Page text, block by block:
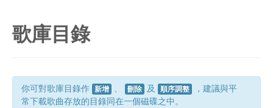
歌庫目錄
你可對歌庫目錄作 新增 、 刪除 及 順序調整
，建議與平
常下載歌曲存放的目錄同在一個磁碟之中。